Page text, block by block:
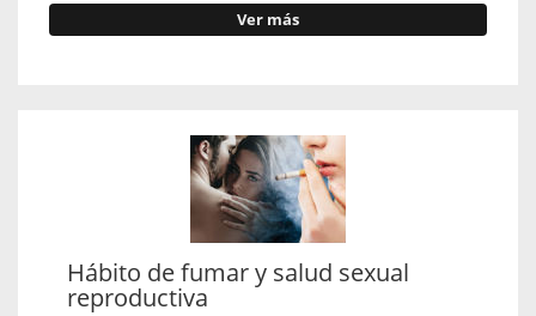
Ver más
Hábito de fumar y salud sexual
reproductiva